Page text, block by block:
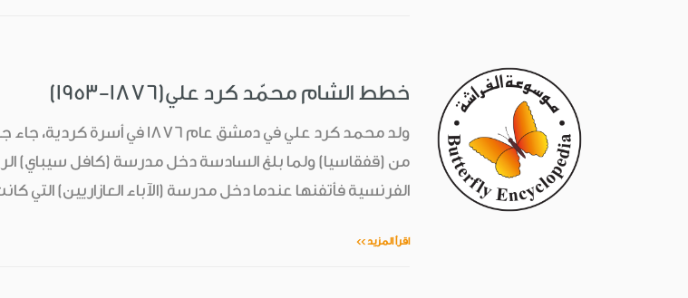
خطط الشام محمّد كرد علي(1876-1953)
ولد محمد كرد علي في دمشق
من (قفقاسيا) ولما بلغ السادسة دخل مدرسة (كافل سيباي)
الفرنسية فأتفنها عندما دخل مدرسة (الآباء العازاريين) التي
اقرأ المزيد >>